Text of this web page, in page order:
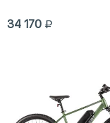
34 170